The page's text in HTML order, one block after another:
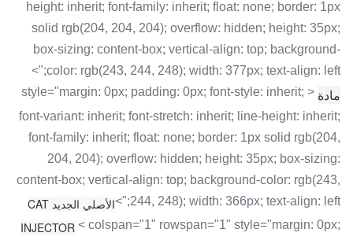
height: inherit; font-family: inherit; float: none; border: 1px
solid rgb(204, 204, 204); overflow: hidden; height: 35px;
box-sizing: content-box; vertical-align: top; background-
color: rgb(243, 244, 248); width: 377px; text-align: left;">
مادة
< style="margin: 0px; padding: 0px; font-style: inherit;
font-variant: inherit; font-stretch: inherit; line-height: inherit;
font-family: inherit; float: none; border: 1px solid rgb(204,
204, 204); overflow: hidden; height: 35px; box-sizing:
content-box; vertical-align: top; background-color: rgb(243,
244, 248); width: 366px; text-align: left;">
الأصلي الجديد CAT
INJECTOR < colspan="1" rowspan="1" style="margin: 0px;